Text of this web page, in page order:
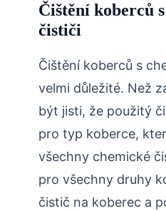
Čištění koberců
čističi
Čištění koberců s
velmi důležité. Než
být jisti, že použitý
pro typ koberce,
všechny chemické
pro všechny druhy
čistič na koberec a